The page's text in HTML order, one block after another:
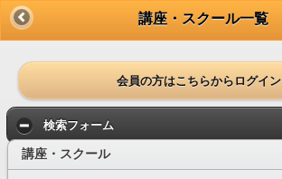
講座・スクール一覧
会員の方はこちらからログイン
検索フォーム
講座・スクール